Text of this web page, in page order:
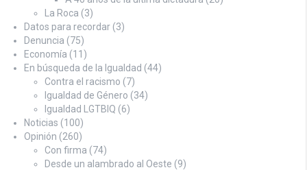
La Roca (3)
Datos para recordar (3)
Denuncia (75)
Economía (11)
En búsqueda de la Igualdad (44)
Contra el racismo (7)
Igualdad de Género (34)
Igualdad LGTBIQ (6)
Noticias (100)
Opinión (260)
Con firma (74)
Desde un alambrado al Oeste (9)